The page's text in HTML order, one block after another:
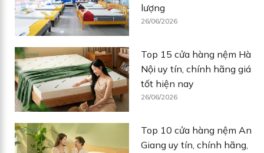
lượng
26/06/2026
Top 15 cửa hàng nệm Hà
Nội uy tín, chính hãng giá
tốt hiện nay
26/06/2026
Top 10 cửa hàng nệm An
Giang uy tín, chính hãng,